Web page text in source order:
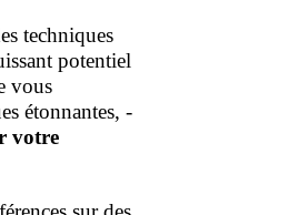
techniques
potentiel
vous
étonnantes, -
votre